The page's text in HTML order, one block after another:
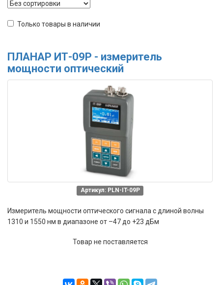
Только товары в наличии
ПЛАНАР ИТ-09P - измеритель
мощности оптический
Артикул: PLN-IT-09P
Измеритель мощности оптического сигнала с длиной волны
1310 и 1550 нм в диапазоне от –47 до +23 дБм
Товар не поставляется